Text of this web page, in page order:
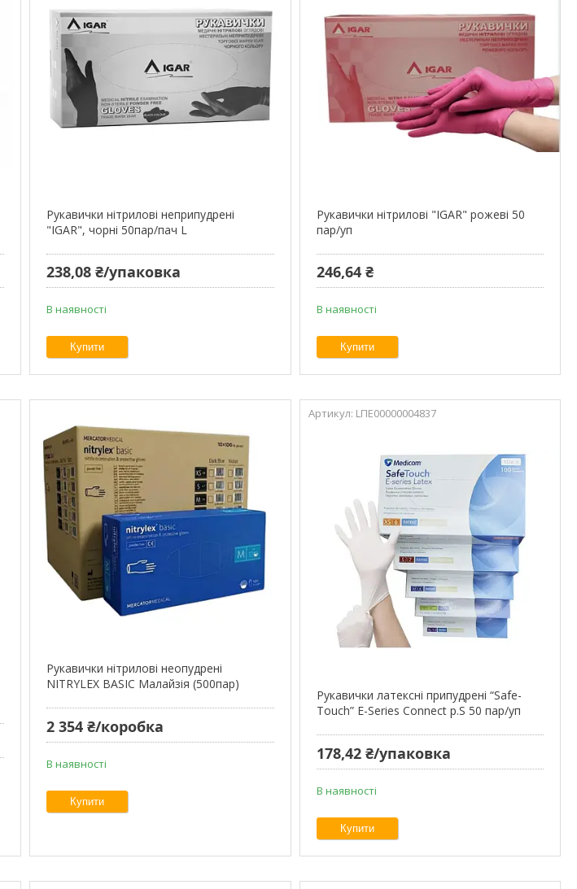
Рукавички нітрилові неприпудрені
"IGAR", чорні 50пар/пач L
238,08 ₴/упаковка
В наявності
Купити
Рукавички нiтриловi "IGAR" рожеві 50
пар/уп
246,64 ₴
В наявності
Купити
Рукавички нітрилові неопудрені
NITRYLEX BASIC Малайзія (500пар)
2 354 ₴/коробка
В наявності
Купити
LПЕ00000004837
Рукавички латексні припудрені “Safe-
Touch” E-Series Connect р.S 50 пар/уп
178,42 ₴/упаковка
В наявності
Купити